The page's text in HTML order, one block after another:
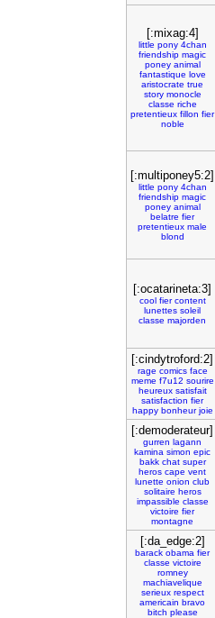
[:mixag:4]
little pony 4chan
friendship magic
poney animal
fantastique love
aristocrate true
story monocle
classe riche
pretentieux fillon fier
noble
[:multiponey5:2]
little pony 4chan
friendship magic
poney animal
belatre fier
pretentieux male
blond
[:ocatarineta:3]
cool fier content
lunettes soleil
classe majorden
[:cindytroford:2]
rage comics face
meme f7u12 sourire
heureux satisfait
satisfaction fier
happy bonheur joie
[:demoderateur]
gurren lagann
kamina simon epic
bakk chat super
heros cape vent
lunette onion club
solitaire heros
impassible classe
victoire fier
montagne
[:da_edge:2]
barack obama fier
classe victoire
romney
machiavelique
serieux respect
americain bravo
bitch please